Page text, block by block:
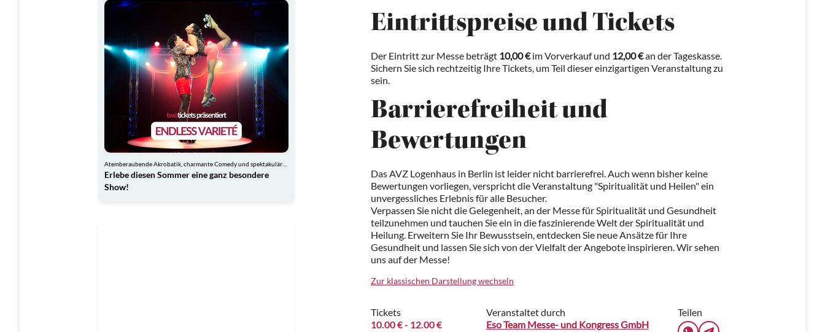
Erlebe diesen Sommer eine ganz besondere
Show!
Eintrittspreise und Tickets
Der Eintritt zur Messe beträgt 10,00 €im Vorverkauf und 12,00 €an der Tageskasse.
Sichern Sie sich rechtzeitig Ihre Tickets, um Teil dieser einzigartigen Veranstaltung zu
sein.
Barrierefreiheit und
Bewertungen
Das AVZ Logenhaus in Berlin ist leider nicht barrierefrei. Auch wenn bisher keine
Bewertungen vorliegen, verspricht die Veranstaltung "Spiritualität und Heilen" ein
unvergessliches Erlebnis für alle Besucher.
Verpassen Sie nicht die Gelegenheit, an der Messe für Spiritualität und Gesundheit
teilzunehmen und tauchen Sie ein in die faszinierende Welt der Spiritualität und
Heilung. Erweitern Sie Ihr Bewusstsein, entdecken Sie neue Ansätze für Ihre
Gesundheit und lassen Sie sich von der Vielfalt der Angebote inspirieren. Wir sehen
uns auf der Messe!
Zur klassischen Darstellung wechseln
Tickets
10.00 €- 12.00 €
Veranstaltet durch
Eso Team Messe- und Kongress GmbH
Teilen